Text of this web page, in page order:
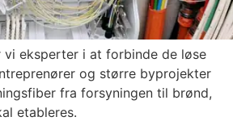
vi eksperter i at forbinde de løse
og større byprojekter
fra forsyningen til brønd,
etableres.